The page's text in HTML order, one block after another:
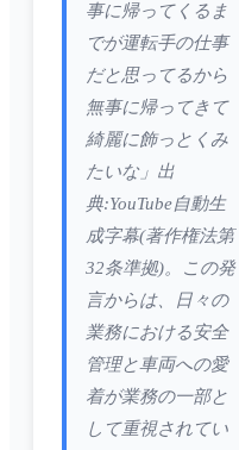
事に帰ってくるま
でが運転手の仕事
だと思ってるから
無事に帰ってきて
綺麗に飾っとくみ
たいな」出
典:YouTube自動生
成字幕(著作権法第
32条準拠)。この発
言からは、日々の
業務における安全
管理と車両への愛
着が業務の一部と
して重視されてい